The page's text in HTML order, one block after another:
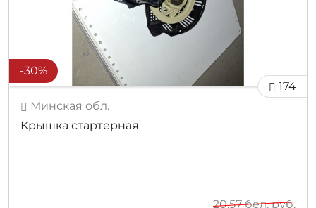
-30%
174
Минская обл.
Крышка стартерная
20,57бел. руб.